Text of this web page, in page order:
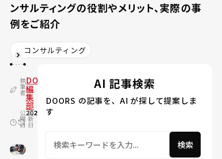
ンサルティングの役割やメリット、実際の事
例をご紹介
コンサルティング
執
筆
者
DOORS
編
集
部
公
開
日
2022.10.31
更
新
日
2024.02.17
AI 記事検索
DOORS の記事を、AI が探して提案しま
す
検索